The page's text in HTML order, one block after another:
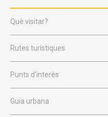
Què visitar?
Rutes turístiques
Punts d'interès
Guia urbana